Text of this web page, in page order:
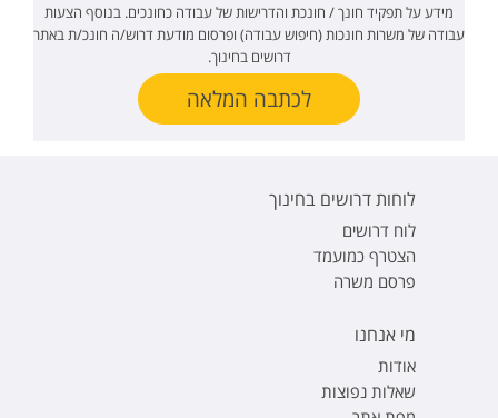
מידע על תפקיד חונך / חונכת והדרישות של עבודה כחונכים. בנוסף הצעות
עבודה של משרות חונכות (חיפוש עבודה) ופרסום מודעת דרוש/ה חונכ/ת באתר
דרושים בחינוך.
לכתבה המלאה
לוחות דרושים בחינוך
לוח דרושים
הצטרף כמועמד
פרסם משרה
מי אנחנו
אודות
שאלות נפוצות